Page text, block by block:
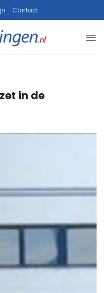
Contact
in de